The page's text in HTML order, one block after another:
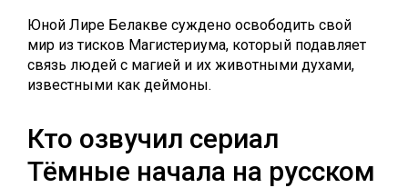
Юной Лире Белакве суждено освободить свой
мир из тисков Магистериума, который подавляет
связь людей с магией и их животными духами,
известными как деймоны.
Кто озвучил сериал
Тёмные начала на русском